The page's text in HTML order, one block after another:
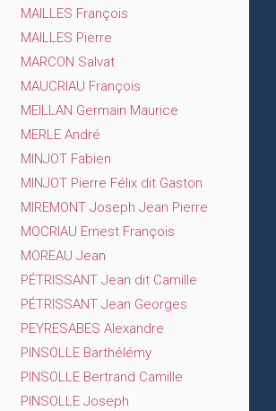
MAILLES François
MAILLES Pierre
MARCON Salvat
MAUCRIAU François
MEILLAN Germain Maurice
MERLE André
MINJOT Fabien
MINJOT Pierre Félix dit Gaston
MIREMONT Joseph Jean Pierre
MOCRIAU Ernest François
MOREAU Jean
PÉTRISSANT Jean dit Camille
PÉTRISSANT Jean Georges
PEYRESABES Alexandre
PINSOLLE Barthélémy
PINSOLLE Bertrand Camille
PINSOLLE Joseph